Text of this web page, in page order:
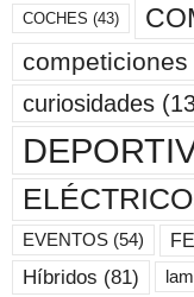
COCHES (43)
competiciones
curiosidades
EVENTOS (54)
Híbridos (81)